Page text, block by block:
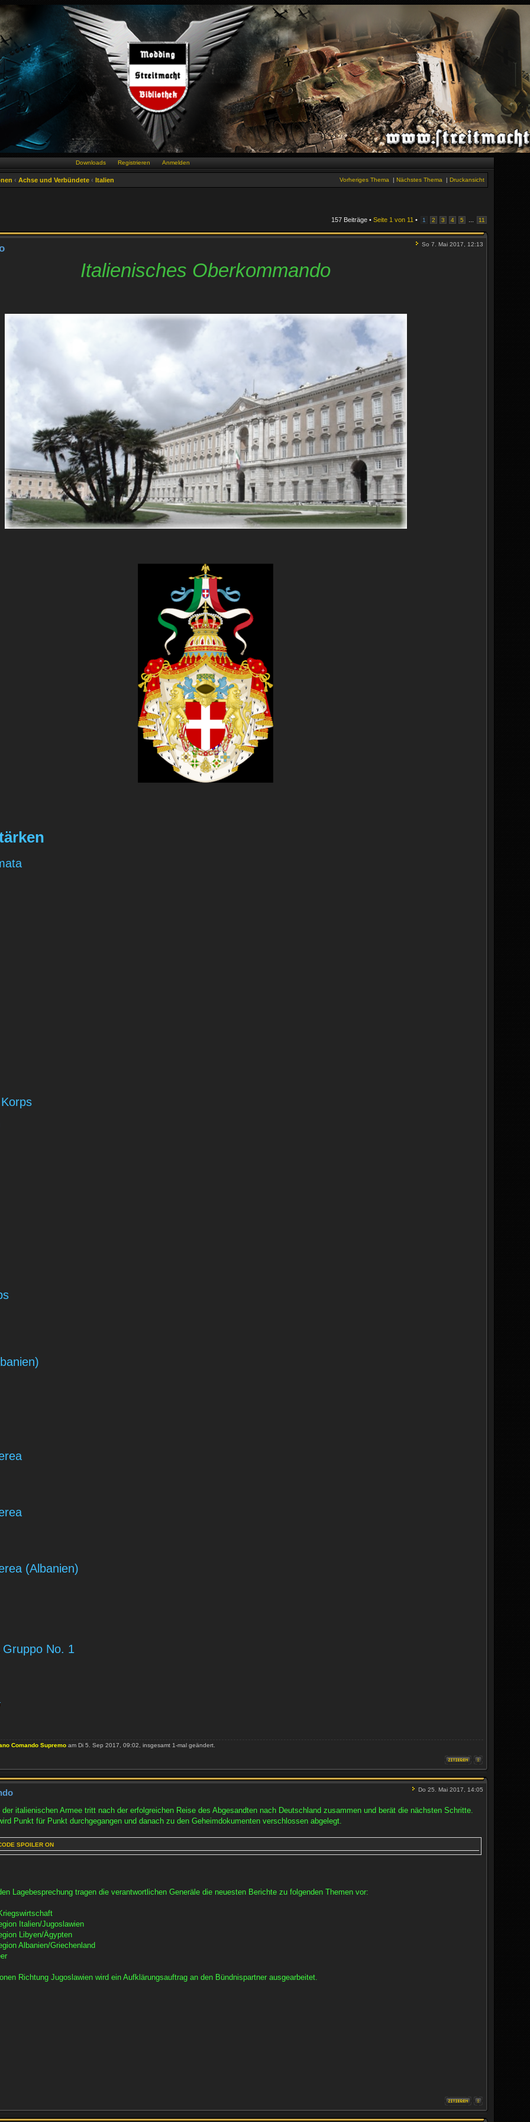
Downloads Registrieren Anmelden
‹ Achse und Verbündete ‹ Italien Druckansicht
Nächstes Thema |
Vorheriges Thema |
157 Beiträge • Seite 1 von 11 • 1 2 3 4 5 11
So 7. Mai 2017, 12:13
Italienisches Oberkommando
(Albanien)
No. 1
Comando Supremo am Di 5. Sep 2017, 09:02, insgesamt 1-mal geändert.
Do 25. Mai 2017, 14:05
der italienischen Armee tritt nach der erfolgreichen Reise des Abgesandten nach Deutschland zusammen und berät die nächsten Schritte.
Punkt für Punkt durchgegangen und danach zu den Geheimdokumenten verschlossen abgelegt.
SPOILER ON
Lagebesprechung tragen die verantwortlichen Generäle die neuesten Berichte zu folgenden Themen vor:
Italien/Jugoslawien
Libyen/Ägypten
Albanien/Griechenland
Richtung Jugoslawien wird ein Aufklärungsauftrag an den Bündnispartner ausgearbeitet.